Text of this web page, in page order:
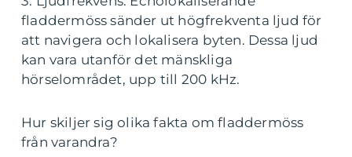
fladdermöss sänder ut högfrekventa ljud för
att navigera och lokalisera byten. Dessa ljud
kan vara utanför det mänskliga
hörselområdet, upp till 200 kHz.
Hur skiljer sig olika fakta om fladdermöss
från varandra?